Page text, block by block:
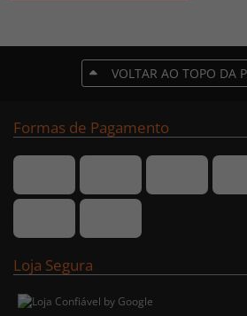
VOLTAR AO TOPO DA
Formas de Pagamento
Loja Segura